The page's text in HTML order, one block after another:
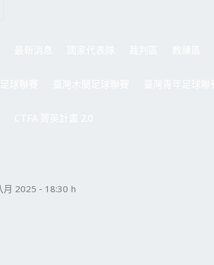
月 2025 - 18:30 h